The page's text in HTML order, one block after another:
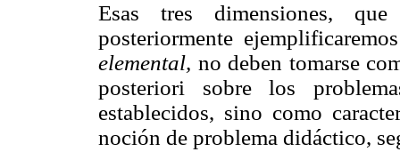
Esas tres dimensiones,
posteriormente
elemental, no deben tomarse
posteriori sobre los
establecidos, sino como
noción de problema didáctico,